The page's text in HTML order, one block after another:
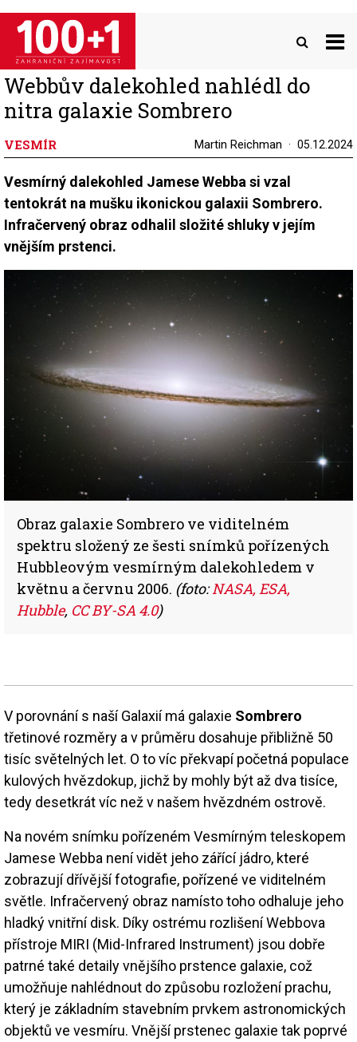
Přejít
hlavnímu
obsahu
Webbův dalekohled nahlédl do
nitra galaxie Sombrero
VESMÍR Martin Reichman 05.12.2024
Vesmírný dalekohled Jamese Webba si vzal
tentokrát na mušku ikonickou galaxii Sombrero.
Infračervený obraz odhalil složité shluky v jejím
vnějším prstenci.
Obraz galaxie Sombrero ve viditelném
spektru složený ze šesti snímků pořízených
Hubbleovým vesmírným dalekohledem v
květnu a červnu 2006. (foto:NASA, ESA,
Hubble, CC BY-SA 4.0)
V porovnání s naší Galaxií má galaxie Sombrero
třetinové rozměry a v průměru dosahuje přibližně 50
tisíc světelných let. O to víc překvapí početná populace
kulových hvězdokup, jichž by mohly být až dva tisíce,
tedy desetkrát víc než v našem hvězdném ostrově.
Na novém snímku pořízeném Vesmírným teleskopem
Jamese Webba není vidět jeho zářící jádro, které
zobrazují dřívější fotografie, pořízené ve viditelném
světle. Infračervený obraz namísto toho odhaluje jeho
hladký vnitřní disk. Díky ostrému rozlišení Webbova
přístroje MIRI (Mid-Infrared Instrument) jsou dobře
patrné také detaily vnějšího prstence galaxie, což
umožňuje nahlédnout do způsobu rozložení prachu,
který je základním stavebním prvkem astronomických
objektů ve vesmíru. Vnější prstenec galaxie tak poprvé